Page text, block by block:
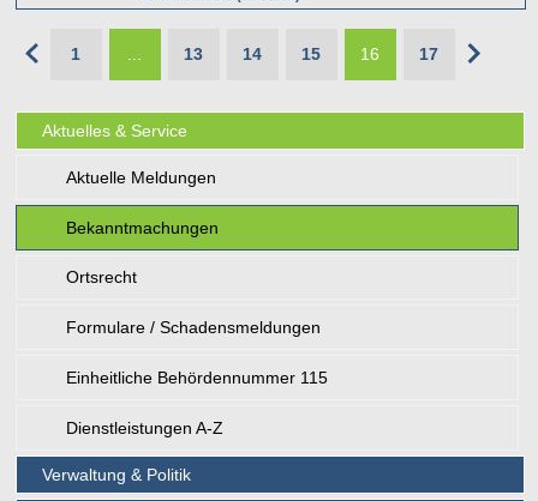
1 13 14 15 16 17
Aktuelles & Service
Aktuelle Meldungen
Bekanntmachungen
Ortsrecht
Formulare / Schadensmeldungen
Einheitliche Behördennummer 115
Dienstleistungen A-Z
Verwaltung & Politik